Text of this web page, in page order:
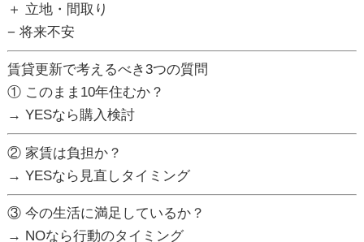
＋ 立地・間取り
− 将来不安
賃貸更新で考えるべき3つの質問
① このまま10年住むか？
→ YESなら購入検討
② 家賃は負担か？
→ YESなら見直しタイミング
③ 今の生活に満足しているか？
→ NOなら行動のタイミング